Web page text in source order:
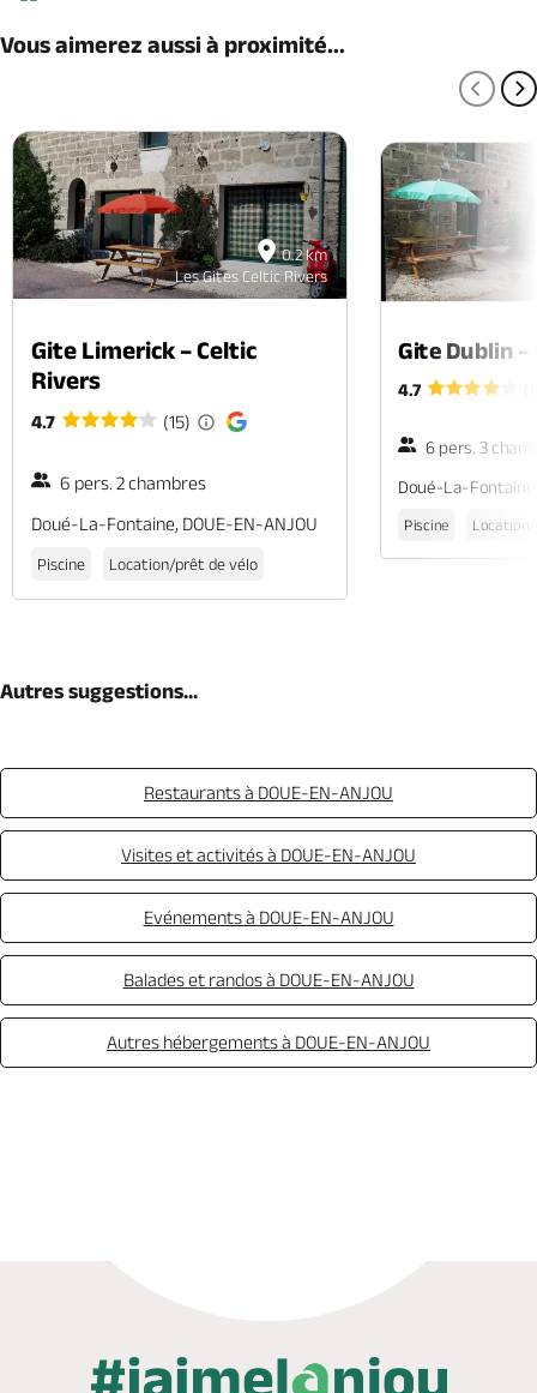
Vous aimerez aussi à proximité...
0.2 km
Les Gites Celtic Rivers
Gite Limerick – Celtic
Rivers
4.7 (15)
6 pers. 2 chambres
Doué-La-Fontaine, DOUE-EN-ANJOU
Piscine Location/prêt de vélo
Gite Dublin –
4.7
6 pers. 3
Doué-La-
Piscine
Autres suggestions...
Restaurants à DOUE-EN-ANJOU
Visites et activités à DOUE-EN-ANJOU
Evénements à DOUE-EN-ANJOU
Balades et randos à DOUE-EN-ANJOU
Autres hébergements à DOUE-EN-ANJOU